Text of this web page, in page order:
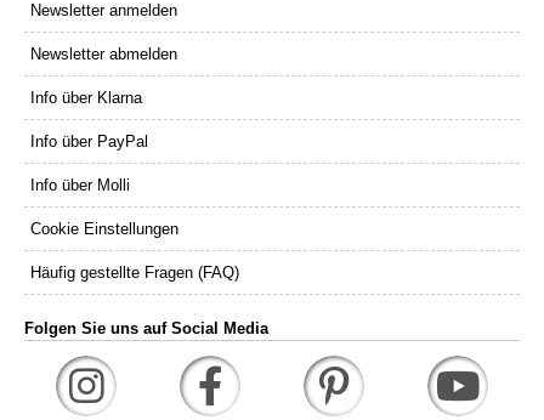
Newsletter anmelden
Newsletter abmelden
Info über Klarna
Info über PayPal
Info über Molli
Cookie Einstellungen
Häufig gestellte Fragen (FAQ)
Folgen Sie uns auf Social Media